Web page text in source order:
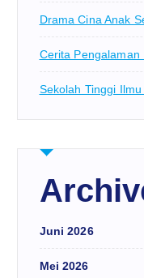
Drama Cina Anak
Cerita Pengalaman
Sekolah Tinggi
Juni 2026
Mei 2026